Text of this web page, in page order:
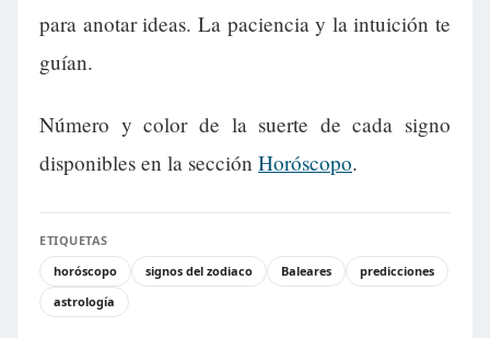
para anotar ideas. La paciencia y la intuición te
guían.
Número y color de la suerte de cada signo
disponibles en la sección Horóscopo.
ETIQUETAS
horóscopo
signos del zodiaco Baleares
predicciones
astrología